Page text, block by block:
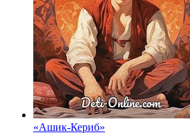
«Ашик-Кериб»